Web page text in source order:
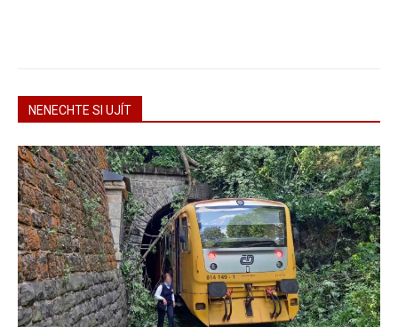
NENECHTE SI UJÍT